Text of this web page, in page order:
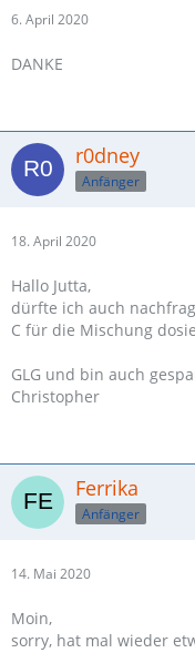
6. April 2020
DANKE
r0dney
Anfänger
18. April 2020
Hallo Jutta,
dürfte ich auch
C für die Mischung
GLG und bin auch
Christopher
Ferrika
Anfänger
14. Mai 2020
Moin,
sorry, hat mal wieder